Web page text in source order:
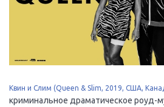
Квин и Слим (Queen & Slim, 2019, США,
криминальное драматическое роуд-